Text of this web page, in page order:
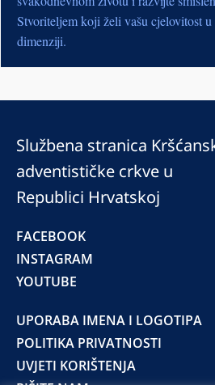
Stvoriteljem koji želi vašu cjelovitost u
dimenziji.
Službena stranica
adventističke crkve u
Republici Hrvatskoj
FACEBOOK
INSTAGRAM
YOUTUBE
UPORABA IMENA I LOGOTIPA
POLITIKA PRIVATNOSTI
UVJETI KORIŠTENJA